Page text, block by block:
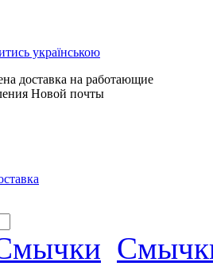
українською
доставка на работающие
Новой почты